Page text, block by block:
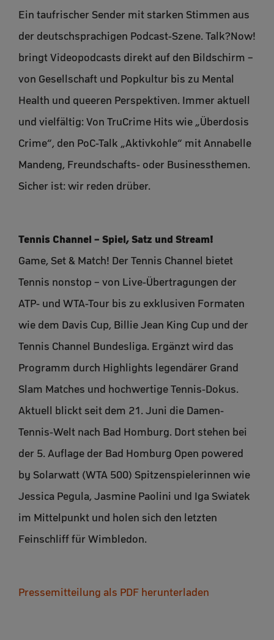
Ein taufrischer Sender mit starken Stimmen aus
der deutschsprachigen Podcast-Szene. Talk?Now!
bringt Videopodcasts direkt auf den Bildschirm –
von Gesellschaft und Popkultur bis zu Mental
Health und queeren Perspektiven. Immer aktuell
und vielfältig: Von TruCrime Hits wie „Überdosis
Crime“, den PoC-Talk „Aktivkohle“ mit Annabelle
Mandeng, Freundschafts- oder Businessthemen.
Sicher ist: wir reden drüber.
Tennis Channel – Spiel, Satz und Stream!
Game, Set & Match! Der Tennis Channel bietet
Tennis nonstop – von Live-Übertragungen der
ATP- und WTA-Tour bis zu exklusiven Formaten
wie dem Davis Cup, Billie Jean King Cup und der
Tennis Channel Bundesliga. Ergänzt wird das
Programm durch Highlights legendärer Grand
Slam Matches und hochwertige Tennis-Dokus.
Aktuell blickt seit dem 21. Juni die Damen-
Tennis-Welt nach Bad Homburg. Dort stehen bei
der 5. Auflage der Bad Homburg Open powered
by Solarwatt (WTA 500) Spitzenspielerinnen wie
Jessica Pegula, Jasmine Paolini und Iga Swiatek
im Mittelpunkt und holen sich den letzten
Feinschliff für Wimbledon.
Pressemitteilung als PDF herunterladen